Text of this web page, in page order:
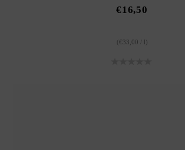
€16,50
( €33,00 l )